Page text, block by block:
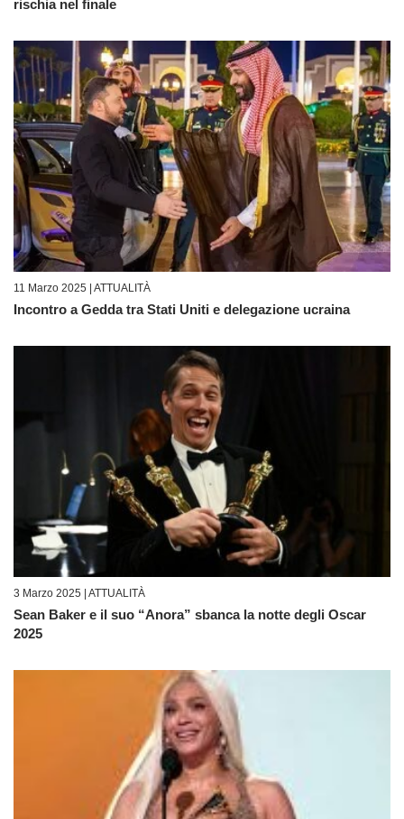
rischia nel finale
11 Marzo 2025 | ATTUALITÀ
Incontro a Gedda tra Stati Uniti e delegazione ucraina
3 Marzo 2025 | ATTUALITÀ
Sean Baker e il suo “Anora” sbanca la notte degli Oscar
2025